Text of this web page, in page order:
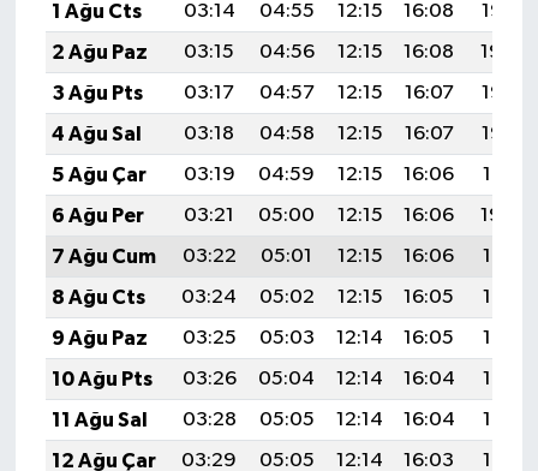
1 Ağu Cts
03:14 04:55 12:15 16:08
19:25
2 Ağu Paz
03:15 04:56 12:15 16:08
19:24
3 Ağu Pts
03:17 04:57 12:15 16:07
19:23
4 Ağu Sal
03:18 04:58 12:15 16:07
19:22
5 Ağu Çar
03:19 04:59 12:15 16:06
19:21
6 Ağu Per
03:21 05:00 12:15 16:06
19:20
7 Ağu Cum
03:22 05:01 12:15 16:06
19:19
8 Ağu Cts
03:24 05:02 12:15 16:05
19:17
9 Ağu Paz
03:25 05:03 12:14 16:05
19:16
10 Ağu Pts
03:26 05:04 12:14 16:04
19:15
11 Ağu Sal
03:28 05:05 12:14 16:04
19:14
12 Ağu Çar
03:29 05:05 12:14 16:03
19:13